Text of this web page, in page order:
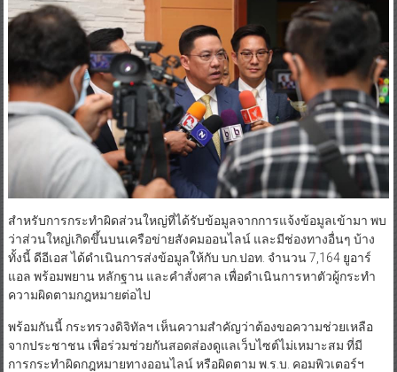
สำหรับการกระทำผิดส่วนใหญ่ที่ได้รับข้อมูลจากการแจ้งข้อมูลเข้ามา พบ
ว่าส่วนใหญ่เกิดขึ้นบนเครือข่ายสังคมออนไลน์ และมีช่องทางอื่นๆ บ้าง
ทั้งนี้ ดีอีเอส ได้ดำเนินการส่งข้อมูลให้กับ บก.ปอท. จำนวน 7,164 ยูอาร์
แอล พร้อมพยาน หลักฐาน และคำสั่งศาล เพื่อดำเนินการหาตัวผู้กระทำ
ความผิดตามกฎหมายต่อไป
พร้อมกันนี้ กระทรวงดิจิทัลฯ เห็นความสำคัญว่าต้องขอความช่วยเหลือ
จากประชาชน เพื่อร่วมช่วยกันสอดส่องดูแลเว็บไซต์ไม่เหมาะสม ที่มี
การกระทำผิดกฎหมายทางออนไลน์ หรือผิดตาม พ.ร.บ. คอมพิวเตอร์ฯ